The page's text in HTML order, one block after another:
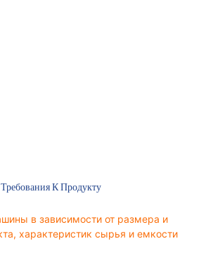
К Продукту